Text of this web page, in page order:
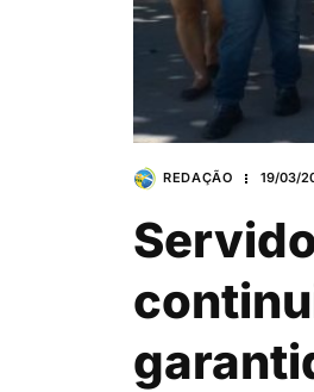
REDAÇÃO 19/03/